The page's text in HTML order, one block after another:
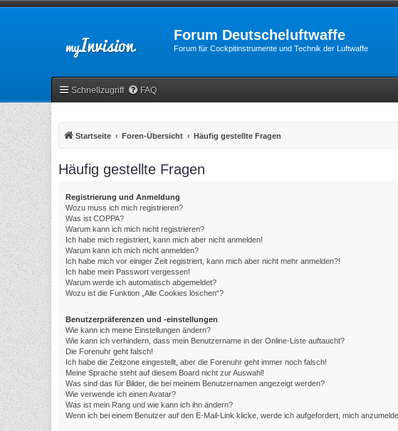
Forum Deutscheluftwaffe
Forum für Cockpitinstrumente und Technik der Luftwaffe
Schnellzugriff FAQ
Startseite Foren-Übersicht Häufig gestellte Fragen
Häufig gestellte Fragen
Registrierung und Anmeldung
Wozu muss ich mich registrieren?
Was ist COPPA?
Warum kann ich mich nicht registrieren?
Ich habe mich registriert, kann mich aber nicht anmelden!
Warum kann ich mich nicht anmelden?
Ich habe mich vor einiger Zeit registriert, kann mich aber nicht mehr anmelden?!
Ich habe mein Passwort vergessen!
Warum werde ich automatisch abgemeldet?
Wozu ist die Funktion „Alle Cookies löschen“?
Benutzerpräferenzen und -einstellungen
Wie kann ich meine Einstellungen ändern?
Wie kann ich verhindern, dass mein Benutzername in der Online-Liste auftaucht?
Die Forenuhr geht falsch!
Ich habe die Zeitzone eingestellt, aber die Forenuhr geht immer noch falsch!
Meine Sprache steht auf diesem Board nicht zur Auswahl!
Was sind das für Bilder, die bei meinem Benutzernamen angezeigt werden?
Wie verwende ich einen Avatar?
Was ist mein Rang und wie kann ich ihn ändern?
Wenn ich bei einem Benutzer auf den E-Mail-Link klicke, werde ich aufgefordert, mich